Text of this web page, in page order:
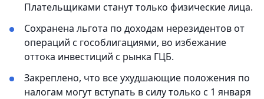
Плательщиками станут только физические лица.
Сохранена льгота по доходам нерезидентов от
операций с гособлигациями, во избежание
оттока инвестиций с рынка ГЦБ.
Закреплено, что все ухудшающие положения по
налогам могут вступать в силу только с 1 января